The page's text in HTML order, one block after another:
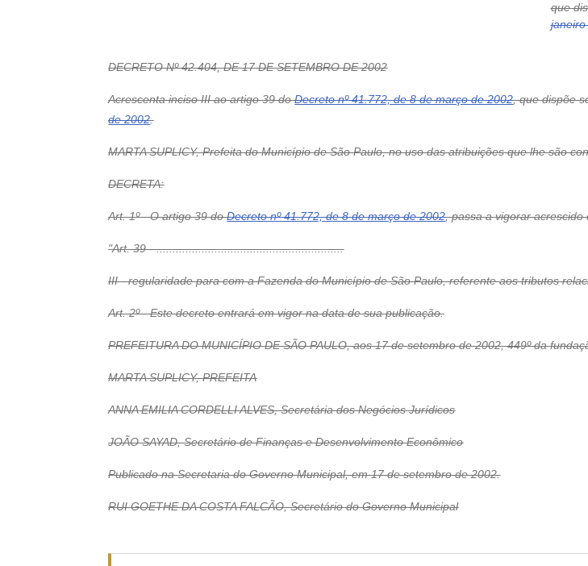
que
janeiro
DECRETO Nº 42.404, DE 17 DE SETEMBRO DE 2002
Acrescenta inciso III ao artigo 39 doDecreto nº 41.772, de 8 de março de 2002, que dispõe
de 2002.
MARTA SUPLICY, Prefeita do Município de São Paulo, no uso das atribuições que lhe são
DECRETA:
Art. 1º - O artigo 39 doDecreto nº 41.772, de 8 de março de 2002, passa a vigorar
"Art. 39 - ..........................................................
III - regularidade para com a Fazenda do Município de São Paulo, referente aos tributos
Art. 2º - Este decreto entrará em vigor na data de sua publicação.
PREFEITURA DO MUNICÍPIO DE SÃO PAULO, aos 17 de setembro de 2002, 449º da
MARTA SUPLICY, PREFEITA
ANNA EMILIA CORDELLI ALVES, Secretária dos Negócios Jurídicos
JOÃO SAYAD, Secretário de Finanças e Desenvolvimento Econômico
Publicado na Secretaria do Governo Municipal, em 17 de setembro de 2002.
RUI GOETHE DA COSTA FALCÃO, Secretário do Governo Municipal